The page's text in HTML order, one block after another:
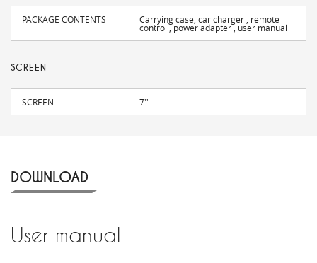
PACKAGE CONTENTS Carrying case, car charger , remote
control , power adapter , user manual
SCREEN
SCREEN 7''
DOWNLOAD
User manual